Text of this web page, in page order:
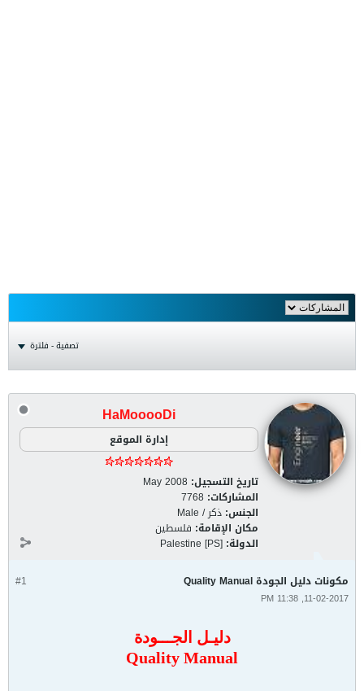
تصفية - فلترة
HaMooooDi
إدارة الموقع
تاريخ التسجيل: May 2008
المشاركات: 7768
الجنس: ذكر / Male
مكان الإقامة: فلسطين
الدولة: Palestine [PS]
#1 مكونات دليل الجودة Quality Manual
11-02-2017, 11:38 PM
دليـل الجـــودة
Quality Manual